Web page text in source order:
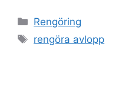
Kategorier
Rengöring
Etiketter
rengöra avlopp